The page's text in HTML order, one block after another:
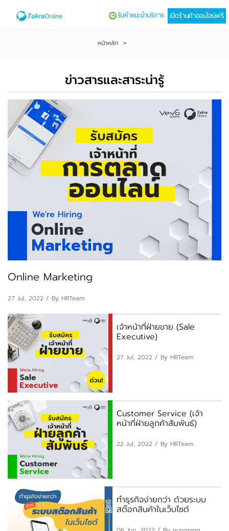
เปิดร้านค้าออนไลน์ฟรี
รับคำแนะนำบริการ
หน้าหลัก >
ข่าวสารและสาระน่ารู้
Online Marketing
27 Jul, 2022 / By HRTeam
เจ้าหน้าที่ฝ่ายขาย (Sale
Executive)
27 Jul, 2022 / By HRTeam
Customer Service (เจ้า
หน้าที่ฝ่ายลูกค้าสัมพันธ์)
22 Jul, 2022 / By HRTeam
ทำธุรกิจง่ายกว่า ด้วยระบบ
สต๊อกสินค้าในเว็บไซต์